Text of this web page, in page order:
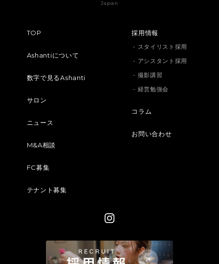
Japan
TOP
Ashantiについて
数字で見るAshanti
サロン
ニュース
M&A相談
FC募集
テナント募集
採用情報
- スタイリスト採用
- アシスタント採用
- 撮影講習
- 経営勉強会
コラム
お問い合わせ